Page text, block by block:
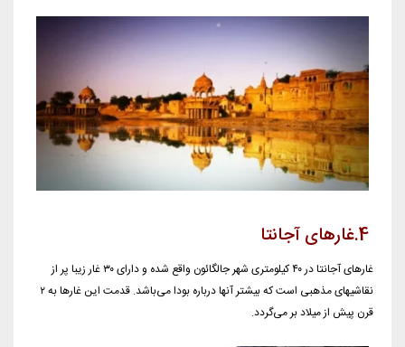
غارهای آجانتا در ۴۰ کیلومتری شهر جالگائون واقع شده و دارای ۳۰ غار زیبا پر از
نقاشیهای مذهبی است که بیشتر آنها درباره بودا می‌باشد. قدمت این غارها به ۲
قرن پیش از میلاد بر می‌گردد.